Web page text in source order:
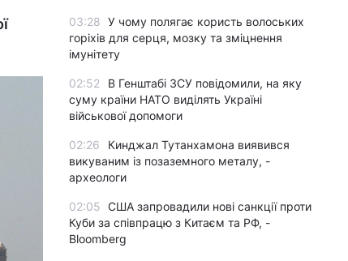
03:28 У чому полягає користь волоських
горіхів для серця, мозку та зміцнення
імунітету
02:52
В Генштабі ЗСУ повідомили, на яку
суму країни НАТО виділять Україні
військової допомоги
02:26
Кинджал Тутанхамона виявився
викуваним із позаземного металу, -
археологи
02:05 США запровадили нові санкції проти
Куби за співпрацю з Китаєм та РФ, -
Bloomberg